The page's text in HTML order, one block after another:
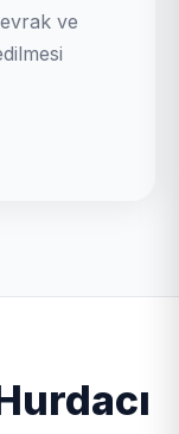
ve